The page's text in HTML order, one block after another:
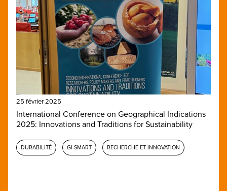
25 février 2025
International Conference on Geographical Indications
2025: Innovations and Traditions for Sustainability
DURABILITÉ GI-SMART RECHERCHE ET INNOVATION